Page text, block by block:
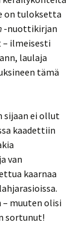
on tuloksetta
-nuottikirjan
– ilmeisesti
laulaja
tämä
sijaan ei ollut
kaadettiin
van
kaarnaa
muuten olisi
sortunut!